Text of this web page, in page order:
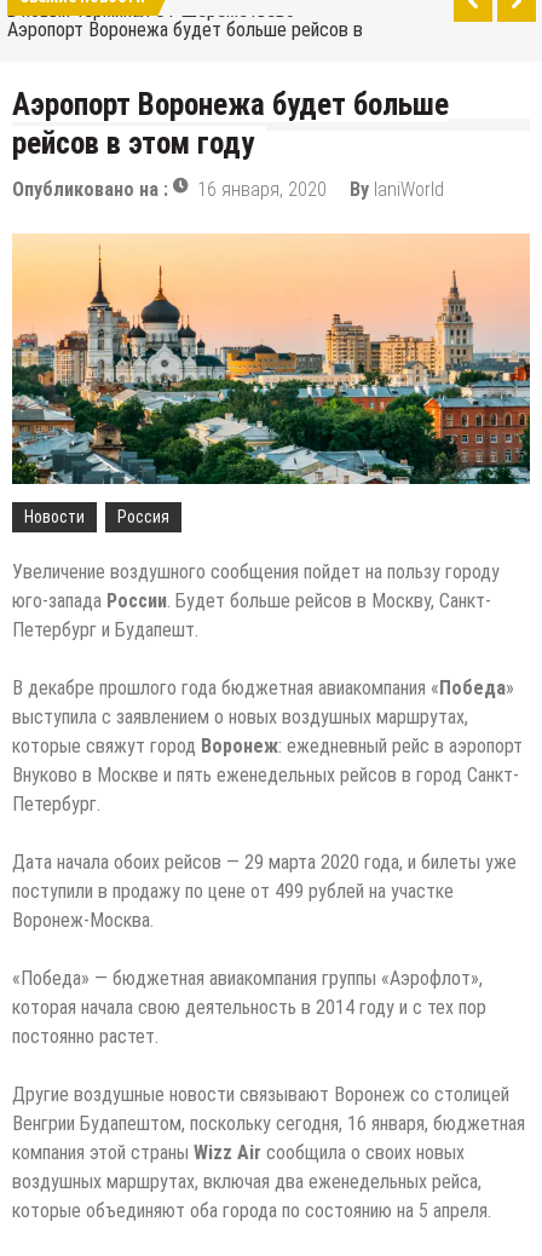
в новый терминал С1 Шереметьево
Аэропорт Воронежа будет больше рейсов в
Саратов открыл свой новый аэропорт
добавляет новые направления
Тур де Франс 2019: много гор, дань Эдди Мерксу
и отсутствие Криса Фрума
Болгария и Турция соревнуются за новый
промышленный завод Volkswagen
Сколько российских городов может вписаться в
территорию Москвы при сравнении их
населения?
Turkish Airlines переехала в новый аэропорт в
Стамбуле
Аэрофлот перенес свои международные рейсы
в новый терминал С1 Шереметьево
Аэропорт Воронежа будет больше
рейсов в этом году
Опубликовано на : 16 января, 2020 By IaniWorld
Новости Россия
Увеличение воздушного сообщения пойдет на пользу городу
юго-запада России. Будет больше рейсов в Москву, Санкт-
Петербург и Будапешт.
В декабре прошлого года бюджетная авиакомпания « Победа»
выступила с заявлением о новых воздушных маршрутах,
которые свяжут город Воронеж: ежедневный рейс в аэропорт
Внуково в Москве и пять еженедельных рейсов в город Санкт-
Петербург.
Дата начала обоих рейсов — 29 марта 2020 года, и билеты уже
поступили в продажу по цене от 499 рублей на участке
Воронеж-Москва.
«Победа» — бюджетная авиакомпания группы «Аэрофлот»,
которая начала свою деятельность в 2014 году и с тех пор
постоянно растет.
Другие воздушные новости связывают Воронеж со столицей
Венгрии Будапештом, поскольку сегодня, 16 января, бюджетная
компания этой страны Wizz Air сообщила о своих новых
воздушных маршрутах, включая два еженедельных рейса,
которые объединяют оба города по состоянию на 5 апреля.